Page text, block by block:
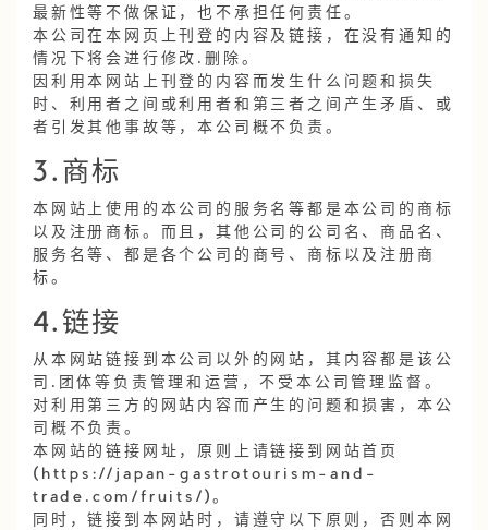
最新性等不做保证，也不承担任何责任。
本公司在本网页上刊登的内容及链接，在没有通知的
情况下将会进行修改·删除。
因利用本网站上刊登的内容而发生什么问题和损失
时、利用者之间或利用者和第三者之间产生矛盾、或
者引发其他事故等，本公司概不负责。
3.商标
本网站上使用的本公司的服务名等都是本公司的商标
以及注册商标。而且，其他公司的公司名、商品名、
服务名等、都是各个公司的商号、商标以及注册商
标。
4.链接
从本网站链接到本公司以外的网站，其内容都是该公
司·团体等负责管理和运营，不受本公司管理监督。
对利用第三方的网站内容而产生的问题和损害，本公
司概不负责。
本网站的链接网址，原则上请链接到网站首页
(https://japan-gastrotourism-and-
trade.com/fruits/)。
同时，链接到本网站时，请遵守以下原则，否则本网